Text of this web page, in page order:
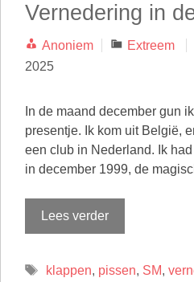
Vernedering in
Anoniem Extreem
2025
In de maand december gun
presentje. Ik kom uit België,
een club in Nederland. Ik
in december 1999, de
Lees verder
Tags
klappen, pissen, SM,